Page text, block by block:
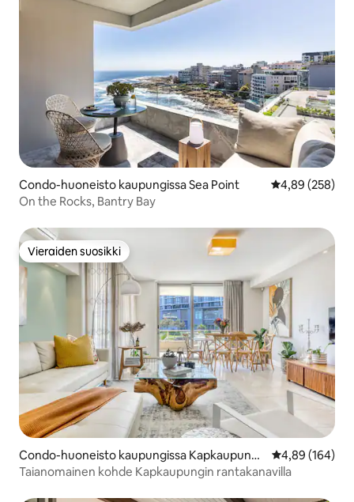
Condo-huoneisto kaupungissa Sea Point
4,89 (258)
On the Rocks, Bantry Bay
Vieraiden suosikki
Vieraiden suosikki
Condo-huoneisto kaupungissa Kapkaupunki
Keskusta
4,89 (164)
Taianomainen kohde Kapkaupungin rantakanavilla